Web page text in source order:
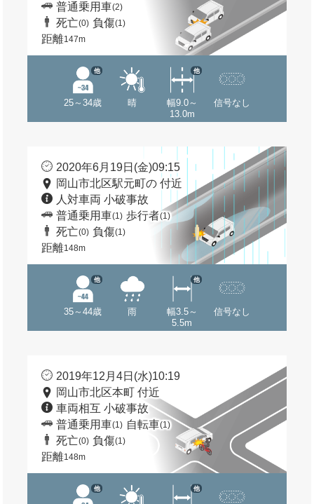
普通乗用車(2)
死亡(0) 負傷(1)
距離147m
25～34歳
他
晴
幅9.0～
13.0m
他
信号なし
2020年6月19日(金)09:15
岡山市北区駅元町の 付近
人対車両 小破事故
普通乗用車(1) 歩行者(1)
死亡(0) 負傷(1)
距離148m
35～44歳
他
雨
幅3.5～
5.5m
他
信号なし
2019年12月4日(水)10:19
岡山市北区本町 付近
車両相互 小破事故
普通乗用車(1) 自転車(1)
死亡(0) 負傷(1)
距離148m
他 他